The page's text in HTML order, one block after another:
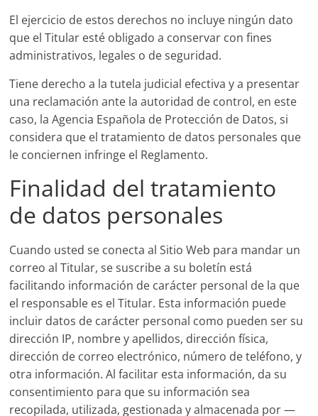
El ejercicio de estos derechos no incluye ningún dato
que el Titular esté obligado a conservar con fines
administrativos, legales o de seguridad.
Tiene derecho a la tutela judicial efectiva y a presentar
una reclamación ante la autoridad de control, en este
caso, la Agencia Española de Protección de Datos, si
considera que el tratamiento de datos personales que
le conciernen infringe el Reglamento.
Finalidad del tratamiento
de datos personales
Cuando usted se conecta al Sitio Web para mandar un
correo al Titular, se suscribe a su boletín está
facilitando información de carácter personal de la que
el responsable es el Titular. Esta información puede
incluir datos de carácter personal como pueden ser su
dirección IP, nombre y apellidos, dirección física,
dirección de correo electrónico, número de teléfono, y
otra información. Al facilitar esta información, da su
consentimiento para que su información sea
recopilada, utilizada, gestionada y almacenada por —